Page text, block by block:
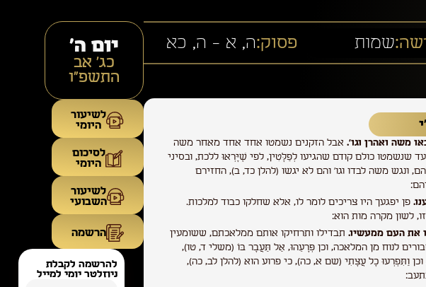
שמות פסוק:ה, א - ה, כא
משה ואהרן וגו'. אבל הזקנים נשמטו אחד אחד מאחר משה
עד שנשמטו כולם קודם שהגיעו לְפַלָּטִין, לפי שֶׁיָּרְאוּ ללכת, ובסיני
ונגש משה לבדו וגו' והם לא יגשו (להלן כד, ב), החזירם
פן יפגעך היו צריכים לומר לו, אלא שחלקו כבוד למלכות.
לשון מקרה מות הוא:
את העם ממעשיו. תבדילו ותרחיקו אותם ממלאכתם, ששומעין
לנוח מן המלאכה, וכן פְּרָעֵהוּ, אַל תַּעֲבָר בּוֹ (משלי ד, טו),
וכן וַתִּפְרְעוּ כָל עֲצָתִי (שם א, כה), כי פרוע הוא (להלן לב, כה),
יום ה'
כג׳ אב
התשפ״ו
לשיעור
היומי
לסיכום
היומי
לשיעור
השבועי
הרשמה
להרשמה לקבלת
ניוזלטר יומי למייל